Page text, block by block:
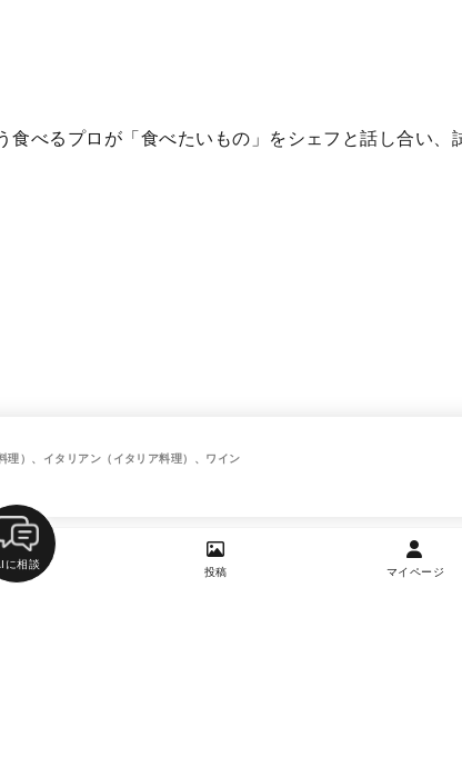
べるプロが「食べたいもの」をシェフと話し合い、
理）、イタリアン（イタリア料理）、ワイン
に相談
投稿 マイページ